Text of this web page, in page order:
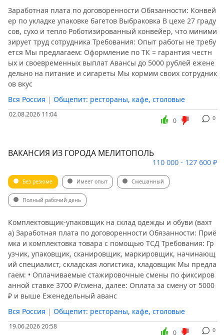
Заработная плата по договоренности Обязанности: Конвей
ер по укладке упаковке багетов Выбраковка В цехе 27 граду
сов, сухо и тепло Роботизированный конвейер, что миними
зирует труд сотрудника Требования: Опыт работы не требу
ется Мы предлагаем: Оформление по ТК = гарантия честн
ых и своевременных выплат Авансы до 5000 рублей ежене
дельно на питание и сигареты Мы кормим своих сотрудник
ов вкус
Вся Россия | Общепит: рестораны, кафе, столовые
02.08.2026 11:04 0
0
ВАКАНСИЯ ИЗ ГОРОДА МЕЛИТОПОЛЬ
110 000 - 127 600 ₽
Без резюме Имеет опыт Смешанный
Полный рабочий день
Комплектовщик-упаковщик на склад одежды и обуви (вахт
а) Заработная плата по договоренности Обязанности: Приё
мка и комплектовка товара с помощью ТСД Требования: Гр
узчик, упаковщик, сканировщик, маркировщик, начинающ
ий специалист, складская логистика, кладовщик Мы предла
гаем: • Оплачиваемые стажировочные смены по фиксиров
анной ставке 3700 ₽/смена, далее: Оплата за смену от 5000
₽ и выше Еженедельный аванс
Вся Россия | Общепит: рестораны, кафе, столовые
19.06.2026 20:58 0
0